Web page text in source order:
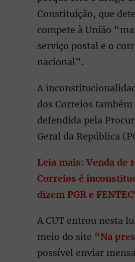
Constituição, que
compete à União
serviço postal e o
nacional”.
A
dos Correios
defendida pela
Geral da República
Leia mais: Venda de
Correios é
dizem PGR e
A CUT entrou nesta
meio do site “Na
possível enviar